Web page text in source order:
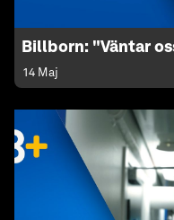
Billborn: "Väntar
14 Maj